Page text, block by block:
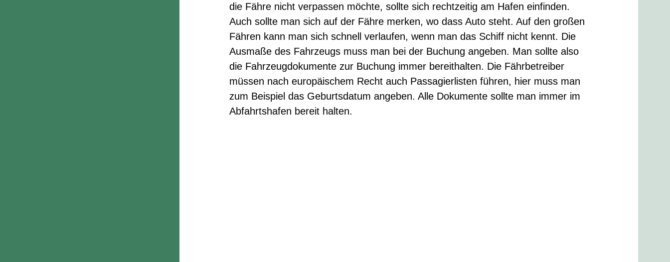
die Fähre nicht verpassen möchte, sollte sich rechtzeitig am Hafen einfinden.
Auch sollte man sich auf der Fähre merken, wo dass Auto steht. Auf den großen
Fähren kann man sich schnell verlaufen, wenn man das Schiff nicht kennt. Die
Ausmaße des Fahrzeugs muss man bei der Buchung angeben. Man sollte also
die Fahrzeugdokumente zur Buchung immer bereithalten. Die Fährbetreiber
müssen nach europäischem Recht auch Passagierlisten führen, hier muss man
zum Beispiel das Geburtsdatum angeben. Alle Dokumente sollte man immer im
Abfahrtshafen bereit halten.